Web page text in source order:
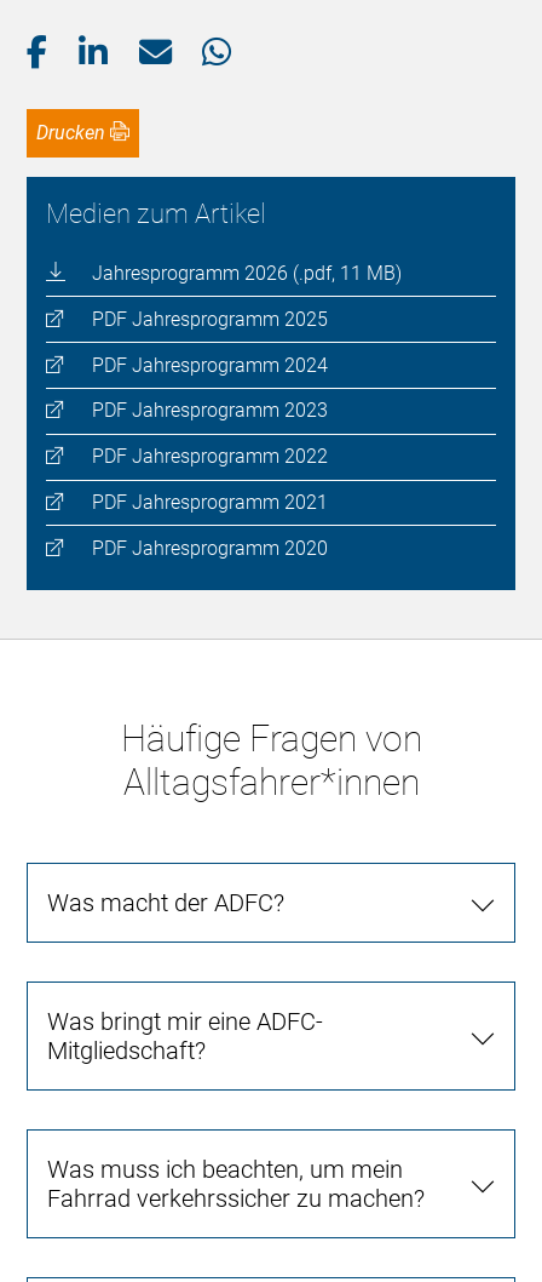
Drucken
Medien zum Artikel
Jahresprogramm 2026 (.pdf, 11 MB)
PDF Jahresprogramm 2025
PDF Jahresprogramm 2024
PDF Jahresprogramm 2023
PDF Jahresprogramm 2022
PDF Jahresprogramm 2021
PDF Jahresprogramm 2020
Häufige Fragen von
Alltagsfahrer*innen
Was macht der ADFC?
Was bringt mir eine ADFC-
Mitgliedschaft?
Was muss ich beachten, um mein
Fahrrad verkehrssicher zu machen?